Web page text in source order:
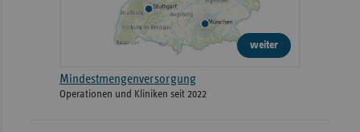
weiter
Mindestmengenversorgung
Operationen und Kliniken seit 2022